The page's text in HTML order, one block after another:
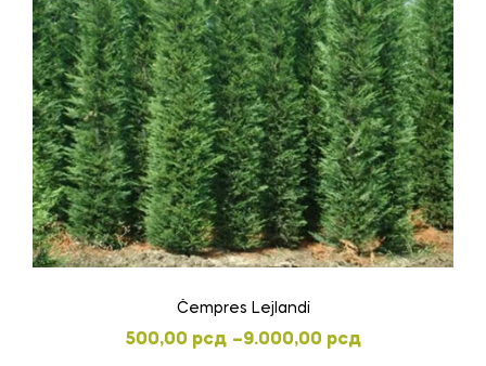
Čempres Lejlandi
500,00 рсд –9.000,00 рсд
Распон